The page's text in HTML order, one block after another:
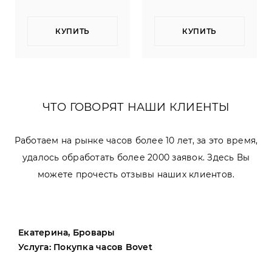
КУПИТЬ КУПИТЬ
ЧТО ГОВОРЯТ НАШИ КЛИЕНТЫ
Работаем на рынке часов более 10 лет, за это время,
удалось обработать более 2000 заявок. Здесь Вы
можете прочесть отзывы наших клиентов.
Екатерина, Бровары
Услуга: Покупка часов Bovet